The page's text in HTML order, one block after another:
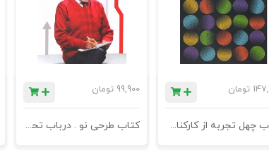
تومان
کتاب چهل تجربه از کارکنان نظام اداری
99,900 تومان
کتاب طرحی نو . درباب تحول